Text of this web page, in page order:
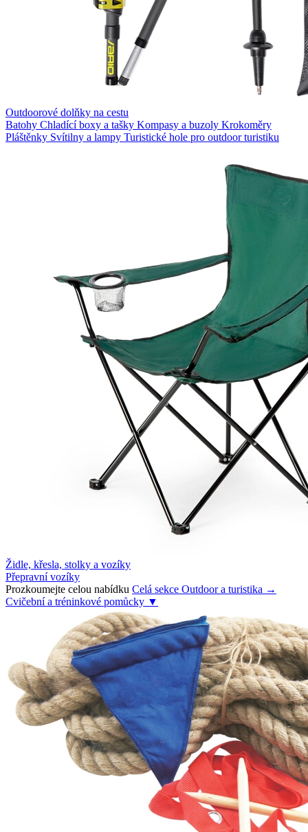
Outdoorové dolňky na cestu
Batohy Chladící boxy a tašky Kompasy a buzoly Krokoměry
Pláštěnky Svítilny a lampy Turistické hole pro outdoor turistiku
Židle, křesla, stolky a vozíky
Přepravní vozíky
Prozkoumejte celou nabídku Celá sekce Outdoor a turistika →
Cvičební a tréninkové pomůcky ▼